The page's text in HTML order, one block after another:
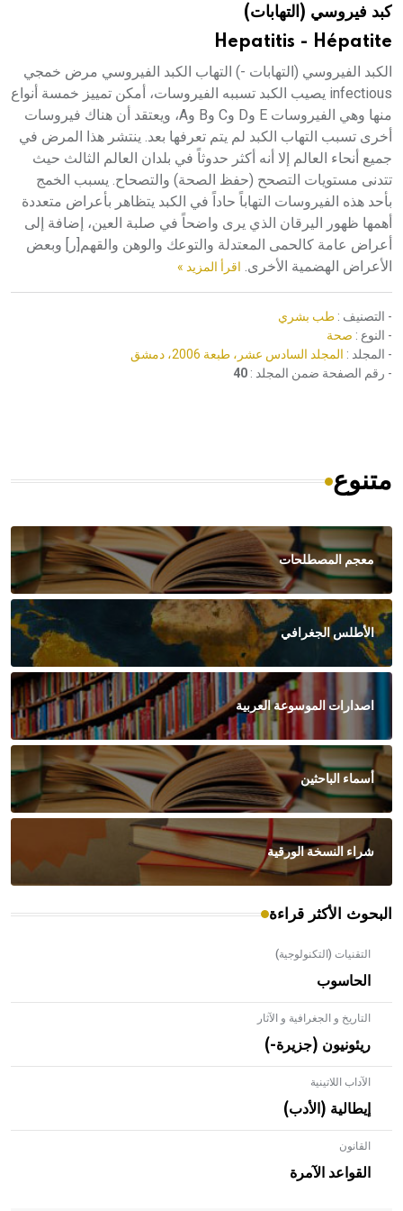
هيئة الموسوعة العربية تطلق موسوعات جديدة في عام 2026
كبد فيروسي (التهابات)
Hepatitis - Hépatite
الكبد الفيروسي (التهابات -) التهاب الكبد الفيروسي مرض خمجي
infectious يصيب الكبد تسببه الفيروسات، أمكن تمييز خمسة أنواع
منها وهي الفيروسات E وD وC وB وA، ويعتقد أن هناك فيروسات
أخرى تسبب التهاب الكبد لم يتم تعرفها بعد. ينتشر هذا المرض في
جميع أنحاء العالم إلا أنه أكثر حدوثاً في بلدان العالم الثالث حيث
تتدنى مستويات التصحح (حفظ الصحة) والتصحاح. يسبب الخمج
بأحد هذه الفيروسات التهاباً حاداً في الكبد يتظاهر بأعراض متعددة
أهمها ظهور اليرقان الذي يرى واضحاً في صلبة العين، إضافة إلى
أعراض عامة كالحمى المعتدلة والتوعك والوهن والقهم[ر] وبعض
الأعراض الهضمية الأخرى. اقرأ المزيد »
- التصنيف : طب بشري
- النوع : صحة
- المجلد : المجلد السادس عشر، طبعة 2006، دمشق
- رقم الصفحة ضمن المجلد : 40
متنوع
معجم المصطلحات
الأطلس الجغرافي
اصدارات الموسوعة العربية
أسماء الباحثين
شراء النسخة الورقية
البحوث الأكثر قراءة
التقنيات (التكنولوجية)
الحاسوب
التاريخ و الجغرافية و الآثار
ريئونيون (جزيرة-)
الآداب اللاتينية
إيطالية (الأدب)
القانون
القواعد الآمرة
- هل تعلم أن الأبلق نوع من الفنون الهندسية التي ارتبطت
بالعمارة الإسلامية في بلاد الشام ومصر خاصة، حيث يحرص
المعمار على بناء مداميكه وخاصة في الواجهات